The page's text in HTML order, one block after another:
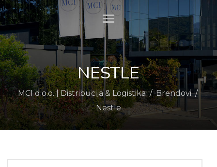
Toggle main menu
NESTLE
MCI d.o.o. | Distribucija & Logistika/Brendovi/
Nestle